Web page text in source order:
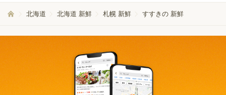
北海道 北海道 新鮮 札幌 新鮮 すすきの 新鮮